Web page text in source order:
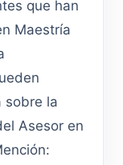
que han
Maestría
sobre la
Asesor en